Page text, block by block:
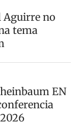
Aguirre no
tema
EN